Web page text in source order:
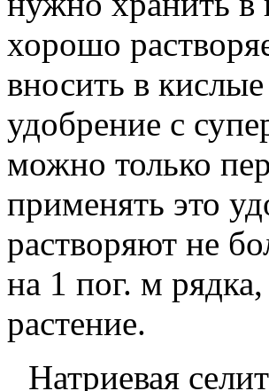
хорошо
вносить в
удобрение с
можно только
применять это
растворяют не
на 1 пог. м
растение.
Натриевая